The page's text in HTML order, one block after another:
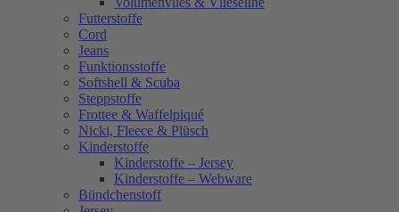
Futterstoffe
Cord
Jeans
Funktionsstoffe
Softshell & Scuba
Steppstoffe
Frottee & Waffelpiqué
Nicki, Fleece & Plüsch
Kinderstoffe
Kinderstoffe – Jersey
Kinderstoffe – Webware
Bündchenstoff